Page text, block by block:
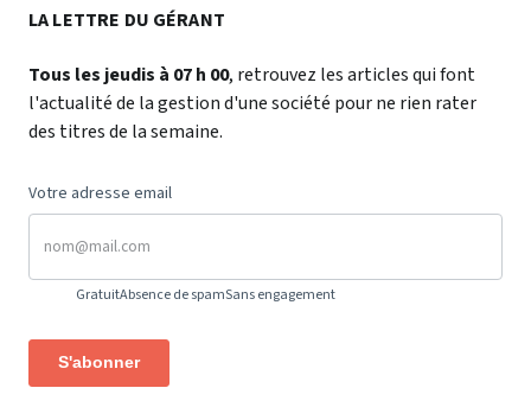
LA LETTRE DU GÉRANT
Tous les jeudis à 07 h 00, retrouvez les articles qui font
l'actualité de la gestion d'une société pour ne rien rater
des titres de la semaine.
Votre adresse email
GratuitAbsence de spamSans engagement
S'abonner